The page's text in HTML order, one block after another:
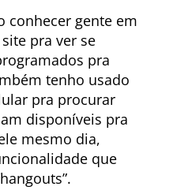
conhecer gente em
pra ver se
pra
tenho usado
pra procurar
disponíveis pra
mesmo dia,
que